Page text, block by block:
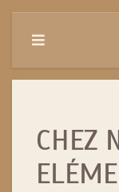
CHEZ